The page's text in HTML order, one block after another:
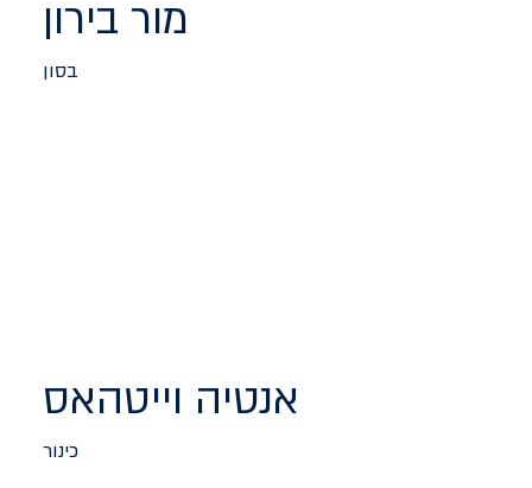
מור בירון
בסון
אנטיה וייטהאס
כינור